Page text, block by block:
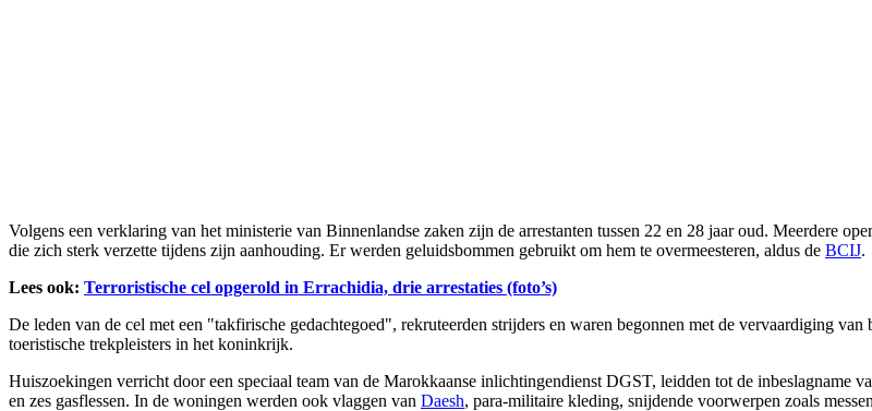
Volgens een verklaring van het ministerie van Binnenlandse zaken zijn de arrestanten tussen 22 en 28 jaar oud. Meerdere
die zich sterk verzette tijdens zijn aanhouding. Er werden geluidsbommen gebruikt om hem te overmeesteren, aldus de BCIJ.
Lees ook: Terroristische cel opgerold in Errachidia, drie arrestaties (foto’s)
De leden van de cel met een "takfirische gedachtegoed", rekruteerden strijders en waren begonnen met de vervaardiging
toeristische trekpleisters in het koninkrijk.
Huiszoekingen verricht door een speciaal team van de Marokkaanse inlichtingendienst DGST, leidden tot de inbeslagname
en zes gasflessen. In de woningen werden ook vlaggen van Daesh, para-militaire kleding, snijdende voorwerpen zoals